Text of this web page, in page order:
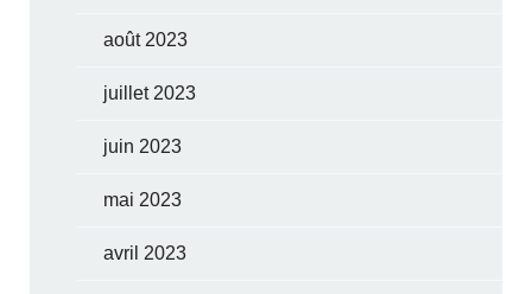
août 2023
juillet 2023
juin 2023
mai 2023
avril 2023